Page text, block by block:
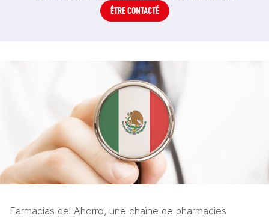
ÊTRE CONTACTÉ
Farmacias del Ahorro, une chaîne de pharmacies